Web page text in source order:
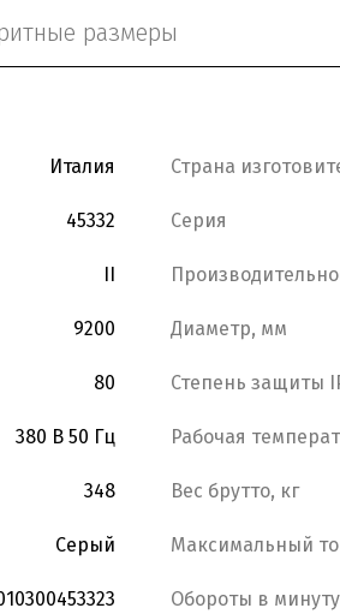
размеры
Италия Страна
45332 Серия
II
9200 Диаметр, мм
80 Степень защиты
380 В 50 Гц Рабочая
348 Вес брутто, кг
Серый Максимальный
Обороты в